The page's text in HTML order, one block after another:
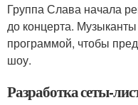
Группа Слава начала
до концерта.
программой, чтобы
шоу.
Разработка сеты-